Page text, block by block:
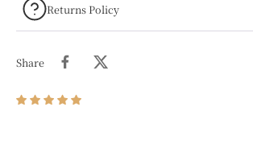
Returns Policy
Share